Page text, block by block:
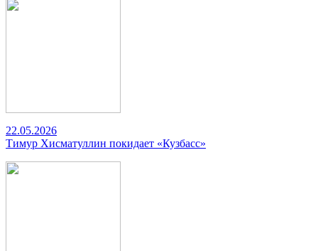
22.05.2026
Тимур Хисматуллин покидает «Кузбасс»